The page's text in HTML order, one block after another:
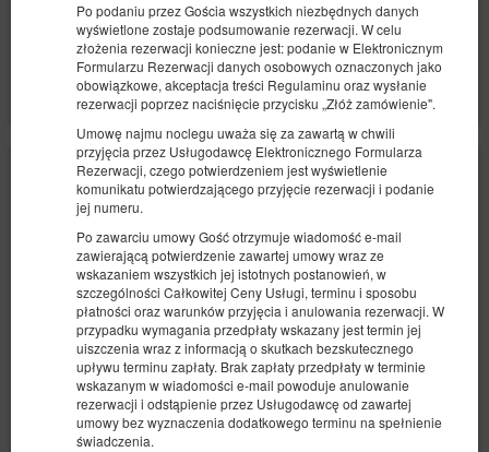
Po podaniu przez Gościa wszystkich niezbędnych danych
wyświetlone zostaje podsumowanie rezerwacji. W celu
złożenia rezerwacji konieczne jest: podanie w Elektronicznym
Formularzu Rezerwacji danych osobowych oznaczonych jako
obowiązkowe, akceptacja treści Regulaminu oraz wysłanie
rezerwacji poprzez naciśnięcie przycisku „Złóż zamówienie".
Umowę najmu noclegu uważa się za zawartą w chwili
przyjęcia przez Usługodawcę Elektronicznego Formularza
Rezerwacji, czego potwierdzeniem jest wyświetlenie
komunikatu potwierdzającego przyjęcie rezerwacji i podanie
jej numeru.
Po zawarciu umowy Gość otrzymuje wiadomość e-mail
zawierającą potwierdzenie zawartej umowy wraz ze
wskazaniem wszystkich jej istotnych postanowień, w
szczególności Całkowitej Ceny Usługi, terminu i sposobu
płatności oraz warunków przyjęcia i anulowania rezerwacji. W
przypadku wymagania przedpłaty wskazany jest termin jej
uiszczenia wraz z informacją o skutkach bezskutecznego
upływu terminu zapłaty. Brak zapłaty przedpłaty w terminie
wskazanym w wiadomości e-mail powoduje anulowanie
rezerwacji i odstąpienie przez Usługodawcę od zawartej
umowy bez wyznaczenia dodatkowego terminu na spełnienie
świadczenia.
Udostępnij Szczegóły Dostępność
Pokaż oferty